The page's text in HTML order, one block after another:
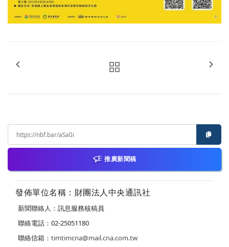
推廣新聞稿
發佈單位名稱：財團法人中央通訊社
新聞聯絡人：訊息服務核稿員
聯絡電話：02-25051180
聯絡信箱： timtimcna@mail.cna.com.tw